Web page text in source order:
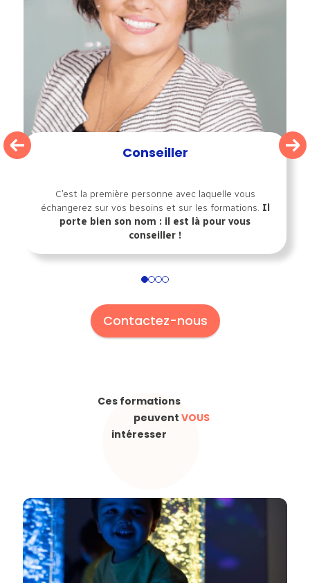
Conseiller
C’est la première personne avec laquelle vous
échangerez sur vos besoins et sur les formations. Il
porte bien son nom : il est là pour vous
conseiller !
1234
Contactez-nous
Ces formations
peuvent VOUS
intéresser